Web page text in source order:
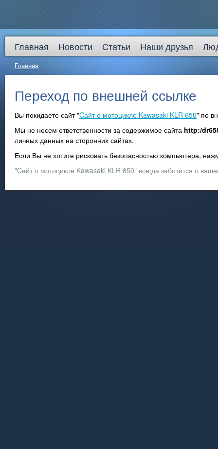
Главная Новости Статьи Наши друзья
Главная
Переход по внешней ссылке
Вы покидаете сайт "Cайт о мотоцикле Kawasaki KLR 650" по
Мы не несем ответственности за содержимое сайта http:/
личных данных на сторонних сайтах.
Если Вы не хотите рисковать безопасностью компьютера,
"Cайт о мотоцикле Kawasaki KLR 650" всегда заботится о